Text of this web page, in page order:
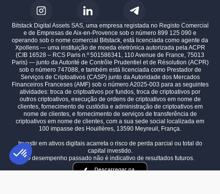
Bitstack Digital Assets SAS, uma empresa registada no Registo Comercial
e de Empresas de Aix-en-Provence sob o número 899 125 090 e
operando sob o nome comercial Bitstack, está licenciada como agente da
Xpollens — uma instituição de moeda eletrónica autorizada pela ACPR
(CIB 16528 – RCS Paris n.º 501586341, 110 Avenue de France, 75013
Paris) — junto da Autorité de Contrôle Prudentiel et de Résolution (ACPR)
sob o número 747088, e também está licenciada como Prestador de
Serviços de Criptoativos (CASP) junto da Autoridade dos Mercados
Financeiros Franceses (AMF) sob o número A2025-003 para as seguintes
atividades: troca de criptoativos por fundos, troca de criptoativos por
outros criptoativos, execução de ordens de criptoativos em nome de
clientes, fornecimento de custódia e administração de criptoativos em
nome de clientes, e fornecimento de serviços de transferência de
criptoativos em nome de clientes, com a sua sede social localizada em
100 impasse des Houillères, 13590 Meyreuil, França.
Investir em ativos digitais acarreta o risco de perda parcial ou total do
capital investido.
O desempenho passado não é indicativo de resultados futuros.